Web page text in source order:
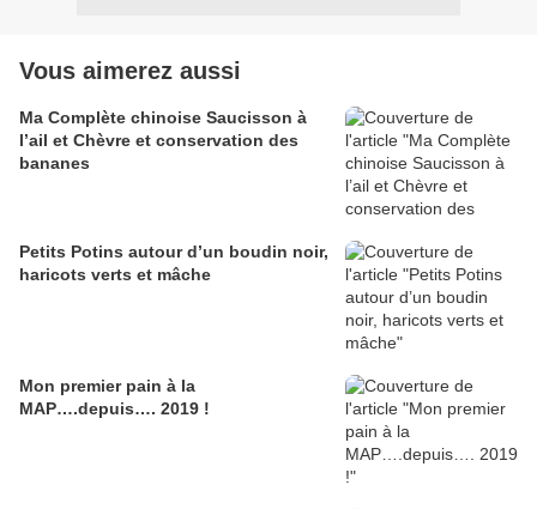
Vous aimerez aussi
Ma Complète chinoise Saucisson à
l’ail et Chèvre et conservation des
bananes
Petits Potins autour d’un boudin noir,
haricots verts et mâche
Mon premier pain à la
MAP….depuis…. 2019 !